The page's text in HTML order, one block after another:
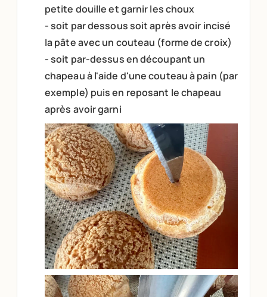
petite douille et garnir les choux
- soit par dessous soit après avoir incisé
la pâte avec un couteau (forme de croix)
- soit par-dessus en découpant un
chapeau à l'aide d'une couteau à pain (par
exemple) puis en reposant le chapeau
après avoir garni